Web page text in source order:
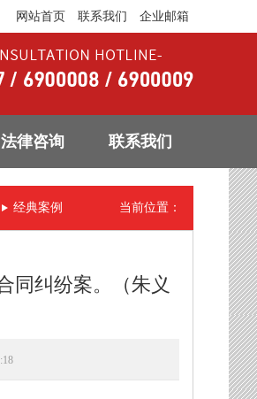
网站首页 联系我们 企业邮箱
法律咨询 联系我们
当前位置：
经典案例
同纠纷案。（朱义